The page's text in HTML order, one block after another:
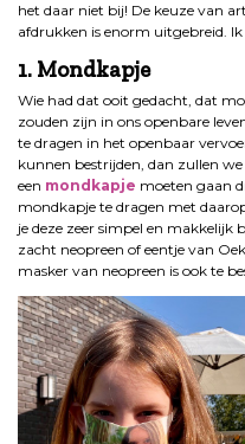
het daar niet bij! De keuze van
afdrukken is enorm uitgebreid.
1. Mondkapje
Wie had dat ooit gedacht, dat
zouden zijn in ons openbare
te dragen in het openbaar
kunnen bestrijden, dan zullen
een mondkapje moeten gaan
mondkapje te dragen met
je deze zeer simpel en makkelijk
zacht neopreen of eentje van
masker van neopreen is ook te